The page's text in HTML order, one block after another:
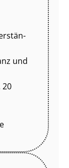
und
20